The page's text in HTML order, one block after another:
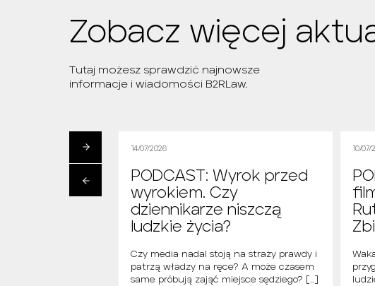
Zobacz więcej
Tutaj możesz sprawdzić najnowsze
informacje i wiadomości B2RLaw.
14/07/2026
PODCAST: Wyrok przed
wyrokiem. Czy
dziennikarze niszczą
ludzkie życia?
Czy media nadal stoją na straży prawdy i
patrzą władzy na ręce? A może czasem
same próbują zająć miejsce sędziego? […]
10/07/